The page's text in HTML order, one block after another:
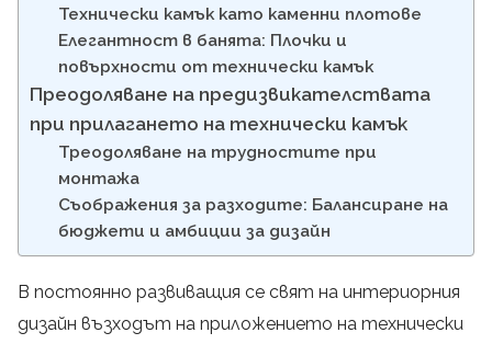
Технически камък като каменни плотове
Елегантност в банята: Плочки и
повърхности от технически камък
Преодоляване на предизвикателствата
при прилагането на технически камък
Треодоляване на трудностите при
монтажа
Съображения за разходите: Балансиране на
бюджети и амбиции за дизайн
В постоянно развиващия се свят на интериорния
дизайн възходът на приложението на технически